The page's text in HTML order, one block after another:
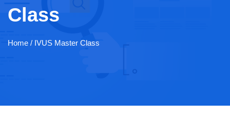
Class
Home / IVUS Master Class